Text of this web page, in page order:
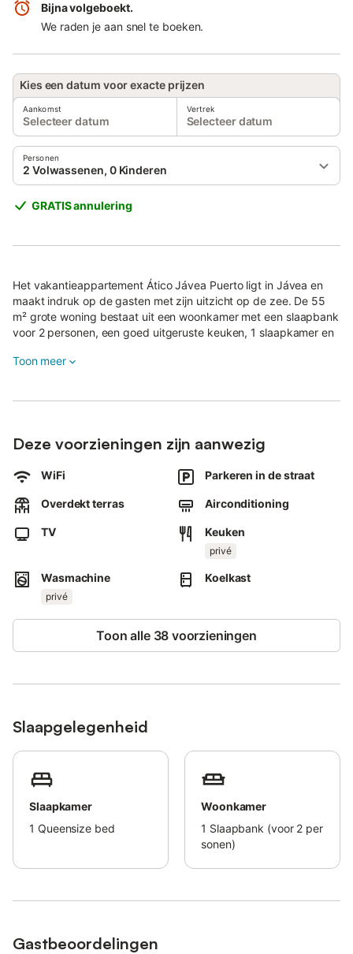
Bijna volgeboekt.
We raden je aan snel te boeken.
Kies een datum voor exacte prijzen
Aankomst
Selecteer datum
Vertrek
Selecteer datum
Personen
2 Volwassenen, 0 Kinderen
GRATIS annulering
Het vakantieappartement Ático Jávea Puerto ligt in Jávea en
maakt indruk op de gasten met zijn uitzicht op de zee. De 55
m² grote woning bestaat uit een woonkamer met een slaapbank
voor 2 personen, een goed uitgeruste keuken, 1 slaapkamer en
privéterras waar u 's avonds kunt chillen.
Huisdieren zijn niet toegestaan.
Een lift is beschikbaar in het gebouw.
Toon meer
Deze voorzieningen zijn aanwezig
WiFi Parkeren in de straat
Overdekt terras Airconditioning
TV Keuken
privé
Wasmachine
privé
Koelkast
Toon alle 38 voorzieningen
Slaapgelegenheid
Slaapkamer
1 Queensize bed
Woonkamer
1 Slaapbank (voor 2 per
sonen)
Gastbeoordelingen